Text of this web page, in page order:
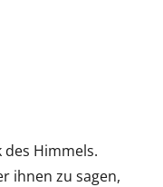
Himmels.
ihnen zu sagen,